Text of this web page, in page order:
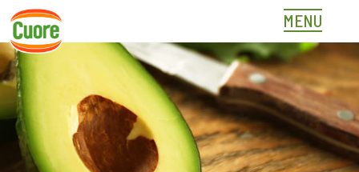
Skip
content
MENU